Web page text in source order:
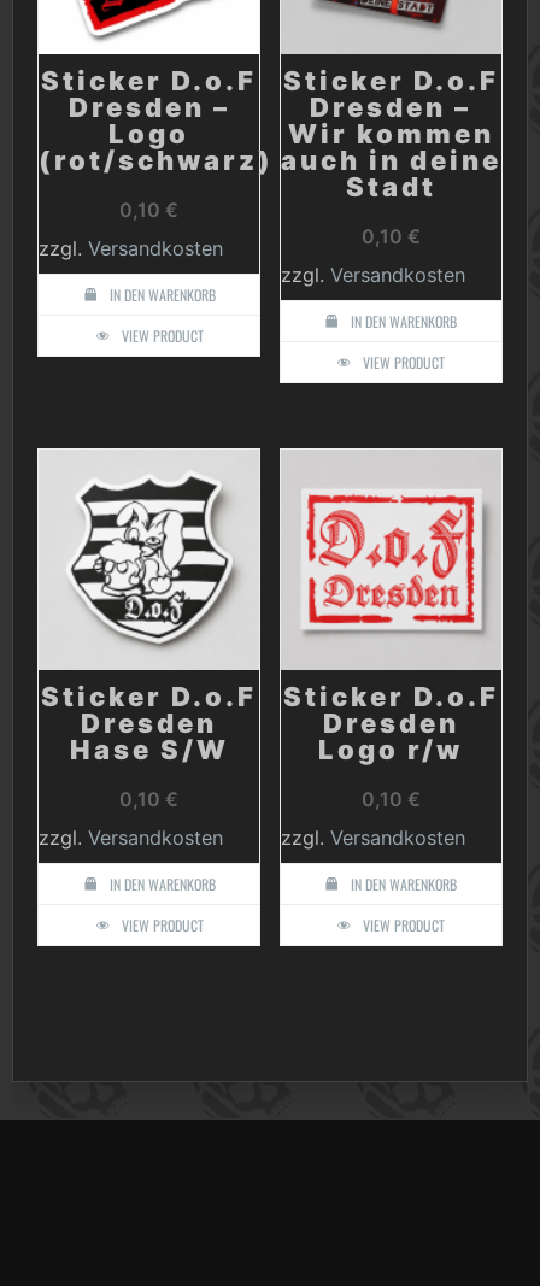
Sticker D.o.F
Dresden –
Logo
(rot/schwarz)
0,10€
zzgl. Versandkosten
IN DEN WARENKORB
VIEW PRODUCT
Sticker D.o.F
Dresden –
Wir kommen
auch in deine
Stadt
0,10 €
zzgl. Versandkosten
IN DEN WARENKORB
VIEW PRODUCT
Sticker D.o.F
Dresden
Hase S/W
0,10€
zzgl. Versandkosten
IN DEN WARENKORB
VIEW PRODUCT
Sticker D.o.F
Dresden
Logo r/w
0,10 €
zzgl. Versandkosten
IN DEN WARENKORB
VIEW PRODUCT